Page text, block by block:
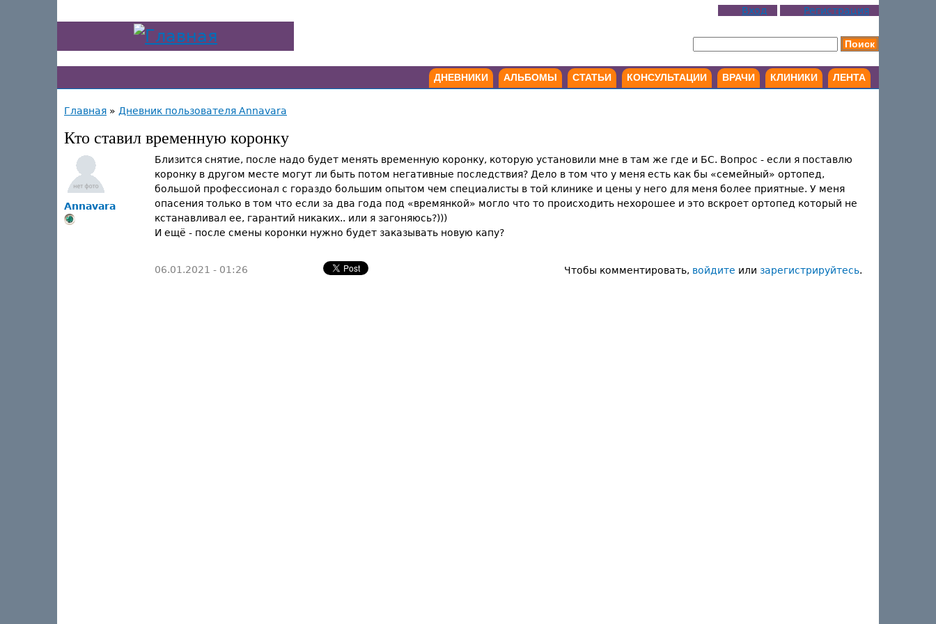
Вход Регистрация
ДНЕВНИКИ АЛЬБОМЫ СТАТЬИ КОНСУЛЬТАЦИИ ВРАЧИ КЛИНИКИ ЛЕНТА
Главная » Дневник пользователя Annavara
Кто ставил временную коронку
Annavara
Близится снятие, после надо будет менять временную коронку, которую установили мне в там же где и БС. Вопрос - если я поставлю
коронку в другом месте могут ли быть потом негативные последствия? Дело в том что у меня есть как бы «семейный» ортопед,
большой профессионал с гораздо большим опытом чем специалисты в той клинике и цены у него для меня более приятные. У меня
опасения только в том что если за два года под «времянкой» могло что то происходить нехорошее и это вскроет ортопед который не
кстанавливал ее, гарантий никаких.. или я загоняюсь?)))
И ещё - после смены коронки нужно будет заказывать новую капу?
06.01.2021 - 01:26 Чтобы комментировать, войдите или зарегистрируйтесь.